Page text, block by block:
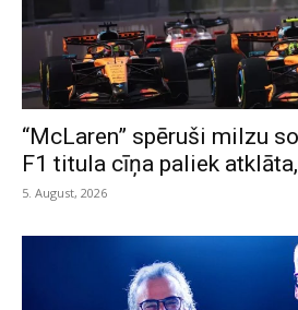
“McLaren” spēruši milzu
F1 titula cīņa paliek
5. August, 2026